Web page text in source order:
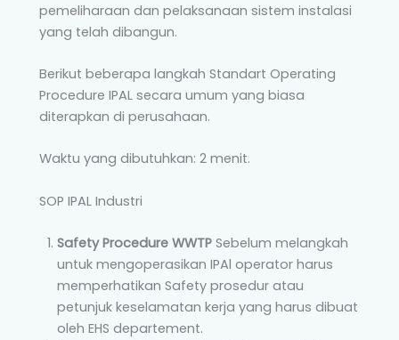
pemeliharaan dan pelaksanaan sistem instalasi
yang telah dibangun.
Berikut beberapa langkah Standart Operating
Procedure IPAL secara umum yang biasa
diterapkan di perusahaan.
Waktu yang dibutuhkan: 2 menit.
SOP IPAL Industri
Safety Procedure WWTP Sebelum melangkah
untuk mengoperasikan IPAl operator harus
memperhatikan Safety prosedur atau
petunjuk keselamatan kerja yang harus dibuat
oleh EHS departement.